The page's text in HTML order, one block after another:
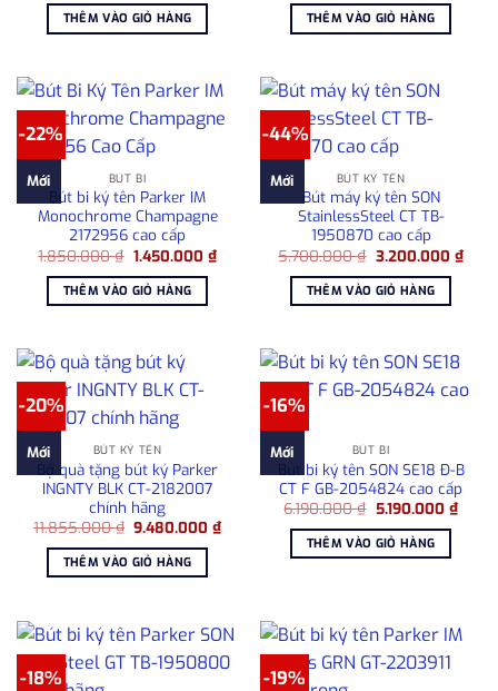
là:
7.300.000 ₫.
6.200.000 ₫.
THÊM VÀO GIỎ HÀNG là:
5.200.000 ₫.
THÊM VÀO GIỎ HÀNG
-22%
Mới BÚT BI
Bút bi ký tên Parker IM
Monochrome Champagne
2172956 cao cấp
1.850.000₫ Giá
là:
1.850.000 ₫.
1.450.000 ₫Giá
hiện
1.450.000 ₫.
THÊM VÀO GIỎ HÀNG
-44%
Mới BÚT KÝ TÊN
Bút máy ký tên SON
StainlessSteel CT TB-
1950870 cao cấp
5.700.000₫ Giá
là:
5.700.000 ₫.
3.200.000 ₫Giá
hiện
THÊM VÀO GIỎ HÀNG
-20%
Mới BÚT KÝ TÊN
Bộ quà tặng bút ký Parker
INGNTY BLK CT-2182007
chính hãng
11.855.000₫ Giá
là:
11.855.000 ₫.
9.480.000₫Giá
hiện
THÊM VÀO GIỎ HÀNG
-16%
Mới BÚT BI
Bút bi ký tên SON SE18 Đ-B
CT F GB-2054824 cao cấp
6.190.000₫ Giá
là:
6.190.000 ₫.
5.190.000 ₫Giá
hiện
THÊM VÀO GIỎ HÀNG
-18% -19%